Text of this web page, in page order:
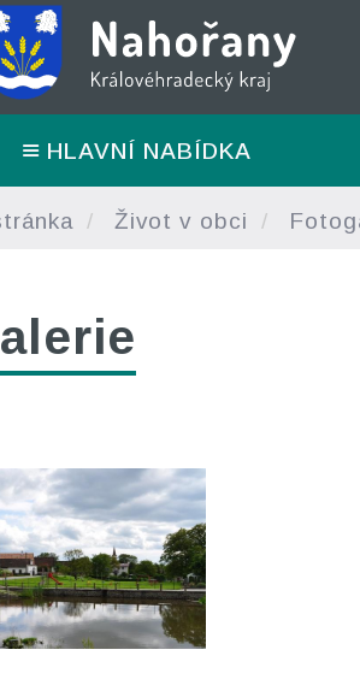
HLAVNÍ NABÍDKA
Život v obci